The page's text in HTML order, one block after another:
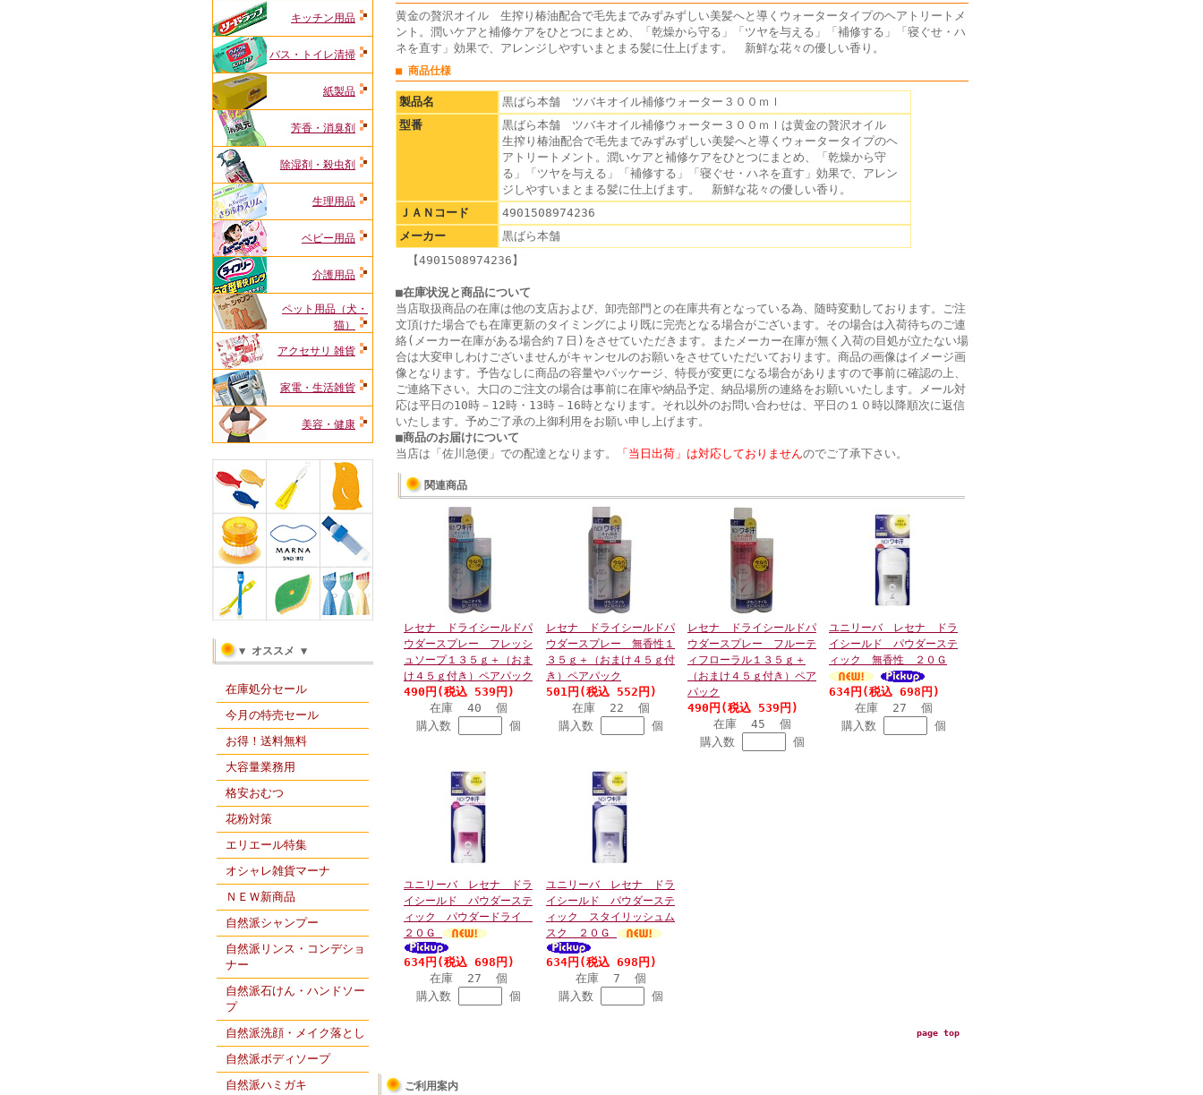
キッチン用品
バス・トイレ清掃
紙製品
芳香・消臭剤
除湿剤・殺虫剤
生理用品
ベビー用品
介護用品
ペット用品（犬・
猫）
アクセサリ 雑貨
家電・生活雑貨
美容・健康
▼ オススメ ▼
在庫処分セール
今月の特売セール
お得！送料無料
大容量業務用
格安おむつ
花粉対策
エリエール特集
オシャレ雑貨マーナ
ＮＥＷ新商品
自然派シャンプー
自然派リンス・コンデショ
ナー
自然派石けん・ハンドソー
プ
自然派洗顔・メイク落とし
自然派ボディソープ
自然派ハミガキ
黄金の贅沢オイル 生搾り椿油配合で毛先までみずみずしい美髪へと導くウォータータイプのヘアトリートメ
ント。潤いケアと補修ケアをひとつにまとめ、「乾燥から守る」「ツヤを与える」「補修する」「寝ぐせ・ハ
ネを直す」効果で、アレンジしやすいまとまる髪に仕上げます。 新鮮な花々の優しい香り。
■ 商品仕様
製品名
黒ばら本舗 ツバキオイル補修ウォーター３００ｍｌ
型番
黒ばら本舗 ツバキオイル補修ウォーター３００ｍｌは黄金の贅沢オイル
生搾り椿油配合で毛先までみずみずしい美髪へと導くウォータータイプのヘ
アトリートメント。潤いケアと補修ケアをひとつにまとめ、「乾燥から守
る」「ツヤを与える」「補修する」「寝ぐせ・ハネを直す」効果で、アレン
ジしやすいまとまる髪に仕上げます。 新鮮な花々の優しい香り。
ＪＡＮコード
4901508974236
メーカー
黒ばら本舗
【4901508974236】
■在庫状況と商品について
当店取扱商品の在庫は他の支店および、卸売部門との在庫共有となっている為、随時変動しております。ご注
文頂けた場合でも在庫更新のタイミングにより既に完売となる場合がございます。その場合は入荷待ちのご連
絡(メーカー在庫がある場合約７日)をさせていただきます。またメーカー在庫が無く入荷の目処が立たない場
合は大変申しわけございませんがキャンセルのお願いをさせていただいております。商品の画像はイメージ画
像となります。予告なしに商品の容量やパッケージ、特長が変更になる場合がありますので事前に確認の上、
ご連絡下さい。大口のご注文の場合は事前に在庫や納品予定、納品場所の連絡をお願いいたします。メール対
応は平日の10時－12時・13時－16時となります。それ以外のお問い合わせは、平日の１０時以降順次に返信
いたします。予めご了承の上御利用をお願い申し上げます。
■商品のお届けについて
当店は「佐川急便」での配達となります。
「当日出荷」は対応しておりませんのでご了承下さい。
関連商品
レセナ ドライシールドパ
ウダースプレー フレッシ
ュソープ１３５ｇ＋（おま
け４５ｇ付き）ペアパック
490円(税込 539円)
在庫 40 個
購入数
個
レセナ ドライシールドパ
ウダースプレー 無香性１
３５ｇ＋（おまけ４５ｇ付
き）ペアパック
501円(税込 552円)
在庫 22 個
購入数
個
レセナ ドライシールドパ
ウダースプレー フルーテ
ィフローラル１３５ｇ＋
（おまけ４５ｇ付き）ペア
パック
490円(税込 539円)
在庫 45 個
購入数
個
ユニリーバ レセナ ドラ
イシールド パウダーステ
ィック 無香性 ２０Ｇ
634円(税込 698円)
在庫 27 個
購入数
個
ユニリーバ レセナ ドラ
イシールド パウダーステ
ィック パウダードライ
２０Ｇ
634円(税込 698円)
在庫 27 個
購入数
個
ユニリーバ レセナ ドラ
イシールド パウダーステ
ィック スタイリッシュム
スク ２０Ｇ
634円(税込 698円)
在庫 7 個
購入数
個
page top
ご利用案内